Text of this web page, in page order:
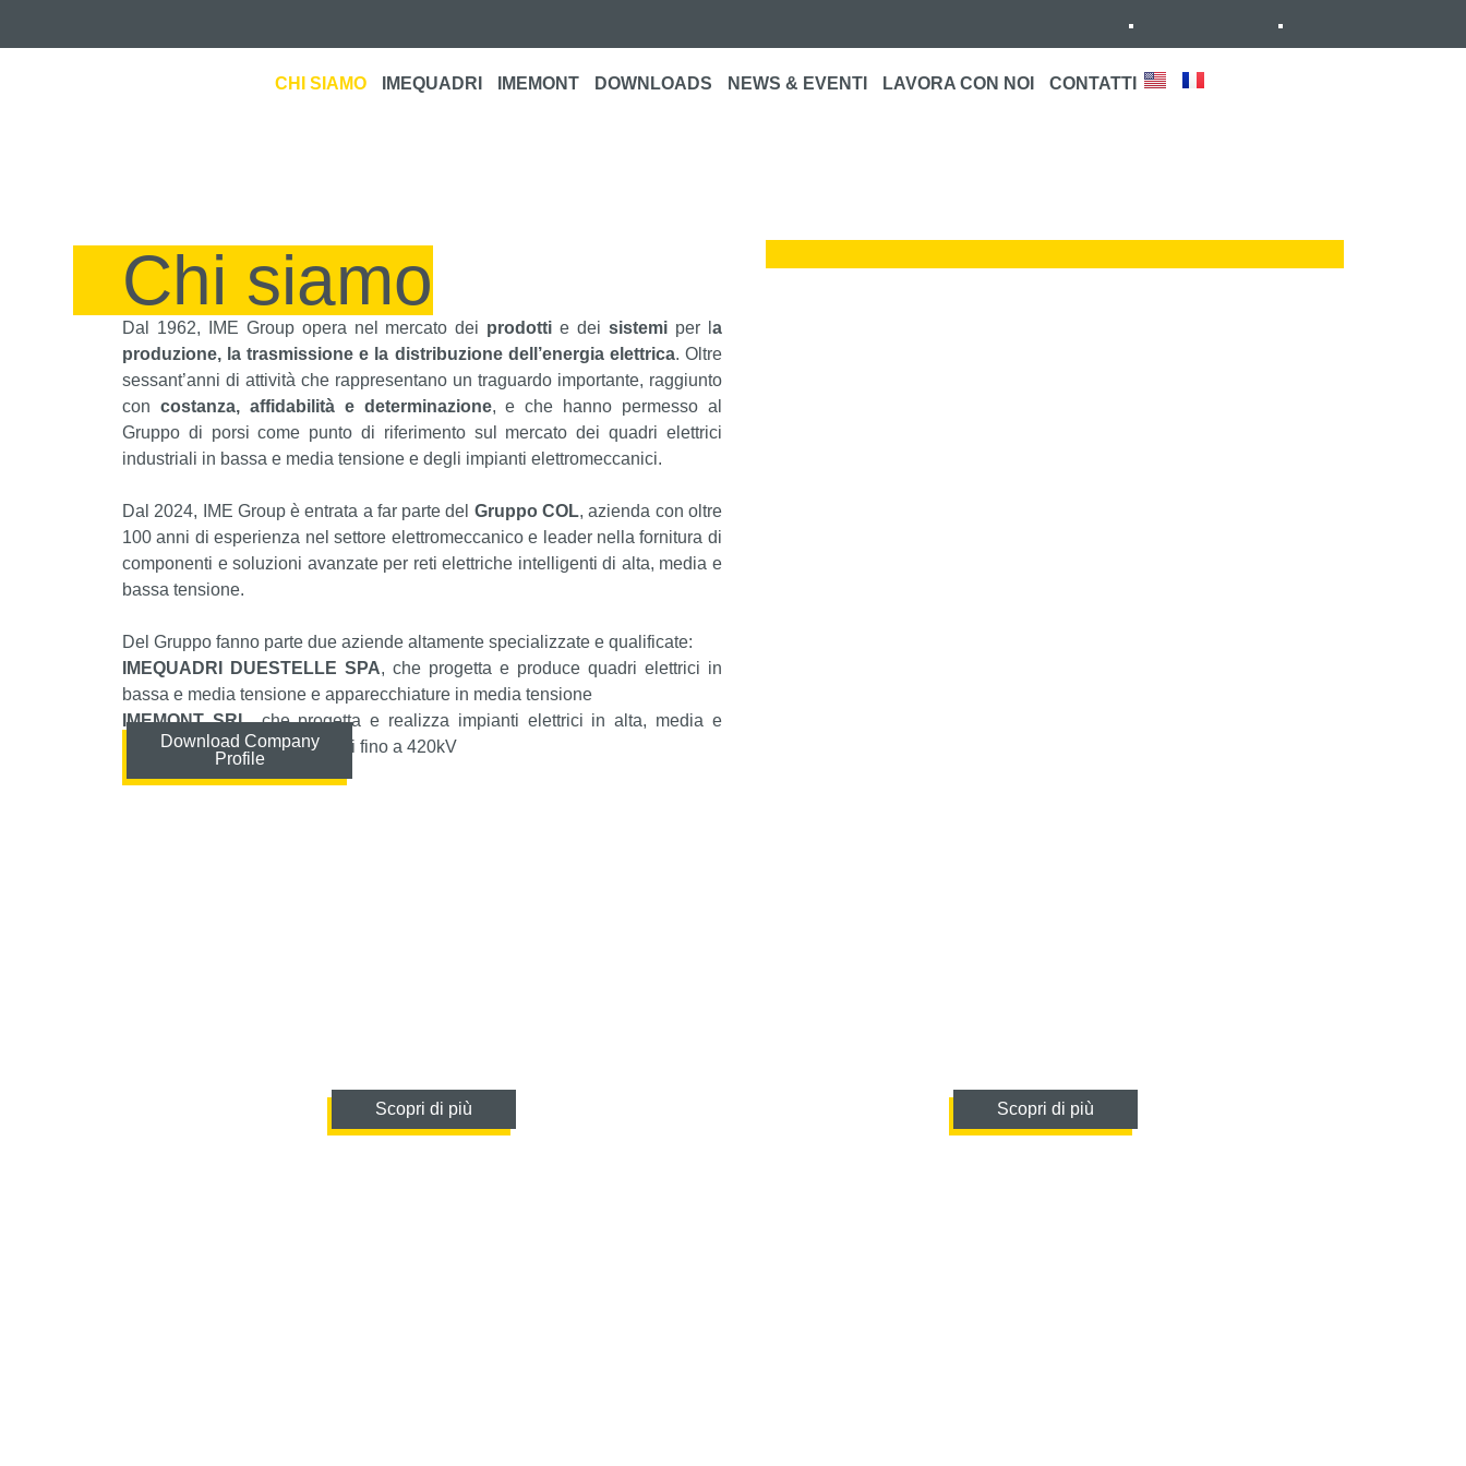
CHI SIAMO IMEQUADRI IMEMONT DOWNLOADS NEWS & EVENTI LAVORA CON NOI CONTATTI
Chi siamo
Dal 1962, IME Group opera nel mercato dei prodotti e deisistemi per l a
produzione, la trasmissione e la distribuzione dell’energia elettrica. Oltre
sessant’anni di attività che rappresentano un traguardo importante, raggiunto
con costanza, affidabilità e determinazione, e che hanno permesso al
Gruppo di porsi come punto di riferimento sul mercato dei quadri elettrici
industriali in bassa e media tensione e degli impianti elettromeccanici.
Dal 2024, IME Group è entrata a far parte del Gruppo COL, azienda con oltre
100 anni di esperienza nel settore elettromeccanico e leader nella fornitura di
componenti e soluzioni avanzate per reti elettriche intelligenti di alta, media e
bassa tensione.
Del Gruppo fanno parte due aziende altamente specializzate e qualificate:
IMEQUADRI DUESTELLE SPA, che progetta e produce quadri elettrici in
bassa e media tensione e apparecchiature in media tensione
IMEMONT SRL, che progetta e realizza impianti elettrici in alta, media e
bassa tensione e sottostazioni fino a 420kV
Download Company
Profile
Scopri di più Scopri di più